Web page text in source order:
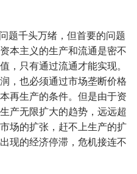
题千头万绪，但首要的问题
本主义的生产和流通是密不
，只有通过流通才能实现。
，也必须通过市场垄断价格
再生产的条件。但是由于资
产无限扩大的趋势，远远超
场的扩张，赶不上生产的扩
现的经济停滞，危机接连不